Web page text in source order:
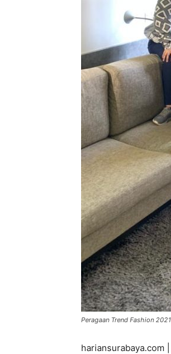
Peragaan Trend Fashion
hariansurabaya.com